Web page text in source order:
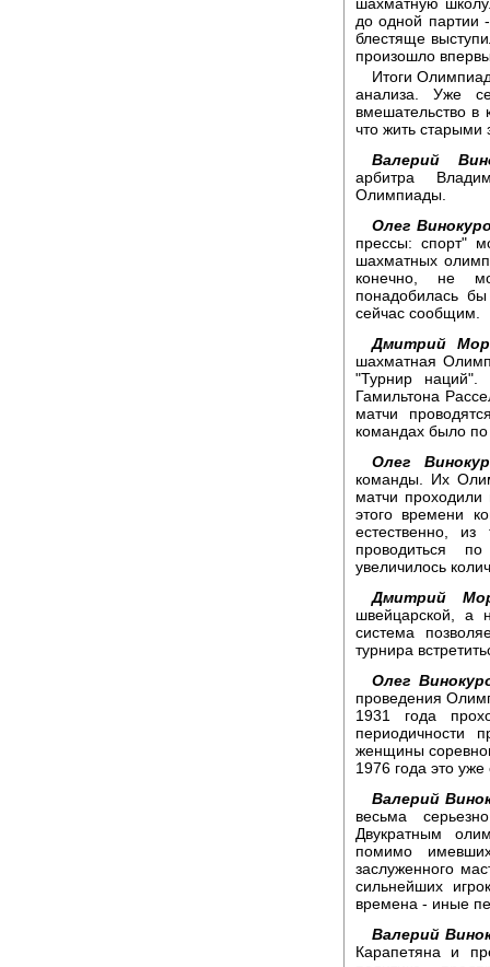
до одной партии
блестяще
произошло
Итоги
анализа. Уже
вмешательство в
что жить старыми
Валерий
арбитра
Олимпиады.
Олег
прессы: спорт"
шахматных
конечно, не
понадобилась
сейчас сообщим.
Дмитрий
шахматная
"Турнир наций".
Гамильтона
матчи
командах было по
Олег
команды. Их
матчи
этого времени
естественно,
проводиться
увеличилось
Дмитрий
швейцарской, а
система
турнира
Олег
проведения
1931 года
периодичности
женщины
1976 года это
Валерий
весьма
Двукратным
помимо
заслуженного
сильнейших
времена - иные
Валерий
Карапетяна и